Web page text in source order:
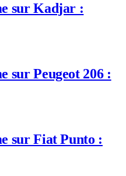
sur Kadjar :
sur Peugeot 206 :
sur Fiat Punto :